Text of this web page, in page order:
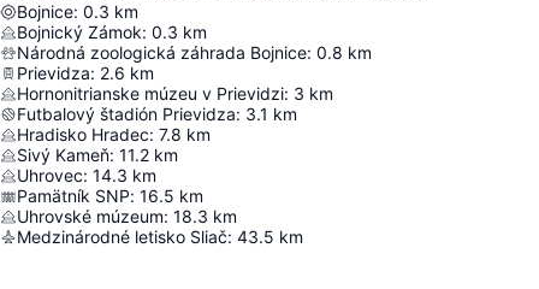
Bojnice: 0.3 km
Bojnický Zámok: 0.3 km
Národná zoologická záhrada Bojnice: 0.8 km
Prievidza: 2.6 km
Hornonitrianske múzeu v Prievidzi: 3 km
Futbalový štadión Prievidza: 3.1 km
Hradisko Hradec: 7.8 km
Sivý Kameň: 11.2 km
Uhrovec: 14.3 km
Pamätník SNP: 16.5 km
Uhrovské múzeum: 18.3 km
Medzinárodné letisko Sliač: 43.5 km